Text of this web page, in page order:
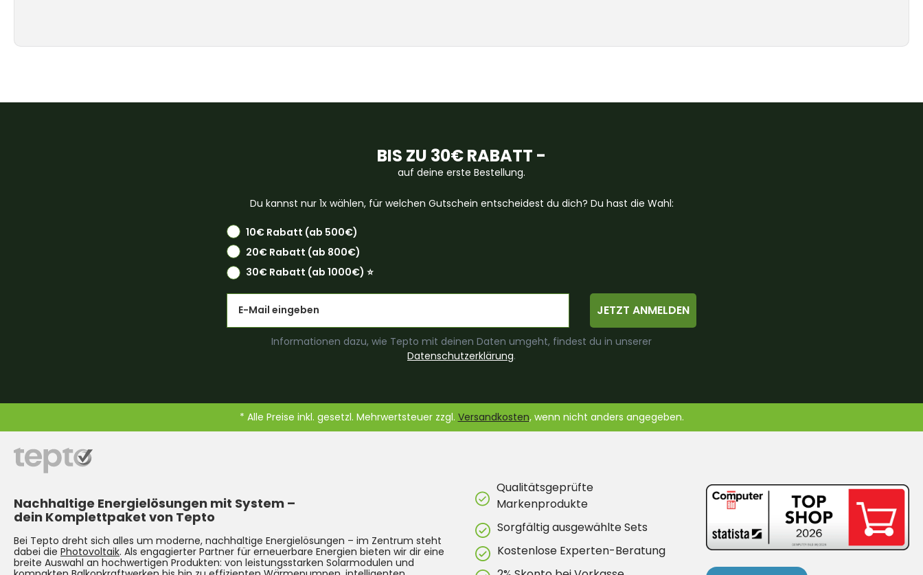
BIS ZU 30€ RABATT -
auf deine erste Bestellung.
Du kannst nur 1x wählen, für welchen Gutschein entscheidest du dich? Du hast die Wahl:
10€ Rabatt (ab 500€)
20€ Rabatt (ab 800€)
30€ Rabatt (ab 1000€) ⭐️
JETZT ANMELDEN
Informationen dazu, wie Tepto mit deinen Daten umgeht, findest du in unserer
Datenschutzerklärung.
* Alle Preise inkl. gesetzl. Mehrwertsteuer zzgl. Versandkosten, wenn nicht anders angegeben.
Nachhaltige Energielösungen mit System –
dein Komplettpaket von Tepto
Bei Tepto dreht sich alles um moderne, nachhaltige Energielösungen – im Zentrum steht
dabei die Photovoltaik. Als engagierter Partner für erneuerbare Energien bieten wir dir eine
breite Auswahl an hochwertigen Produkten: von leistungsstarken Solarmodulen und
Qualitätsgeprüfte
Markenprodukte
Sorgfältig ausgewählte Sets
Kostenlose Experten-Beratung